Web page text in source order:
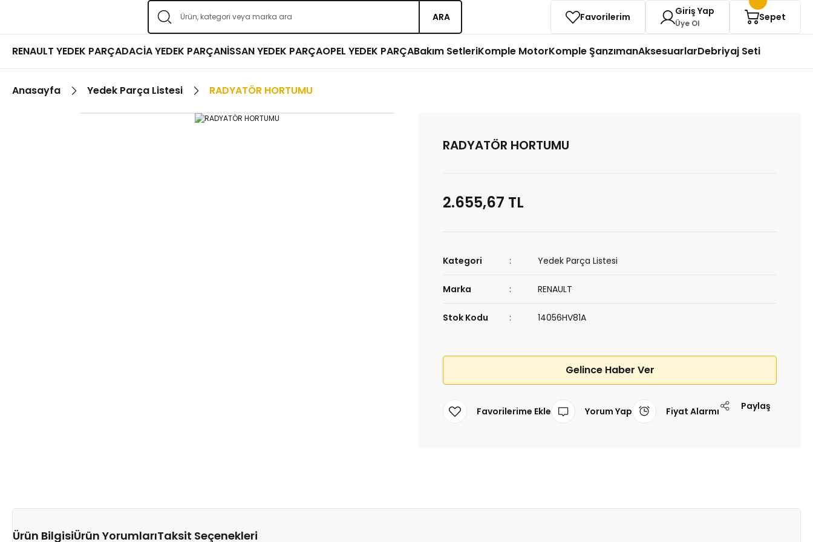
ARA Favorilerim Giriş Yap
Üye Ol
Sepet
RENAULT YEDEK PARÇADACİA YEDEK PARÇANİSSAN YEDEK PARÇAOPEL YEDEK PARÇABakım SetleriKomple MotorKomple ŞanzımanAksesuarlarDebriyaj Seti
Anasayfa Yedek Parça Listesi RADYATÖR HORTUMU
RADYATÖR HORTUMU
2.655,67 TL
Kategori Yedek Parça Listesi
Marka RENAULT
Stok Kodu 14056HV81A
Gelince Haber Ver
Yorum Yap Fiyat Alarmı Paylaş
Ürün BilgisiÜrün YorumlarıTaksit Seçenekleri